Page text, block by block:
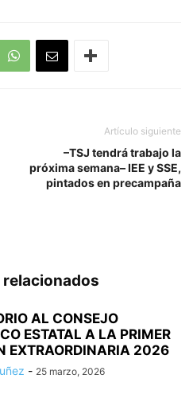
Artículo siguiente
–TSJ tendrá trabajo la
próxima semana– IEE y SSE,
pintados en precampaña
AL CONSEJO
ESTATAL A LA PRIMER
EXTRAORDINARIA 2026
- 25 marzo, 2026